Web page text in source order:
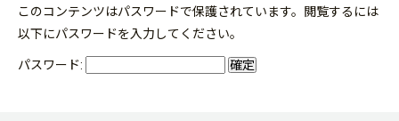
このコンテンツはパスワードで保護されています。閲覧するには
以下にパスワードを入力してください。
パスワード: